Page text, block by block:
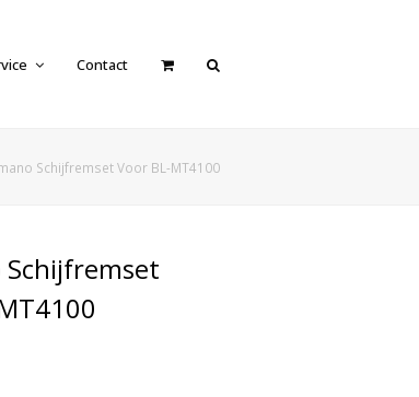
Contact
Schijfremset Voor BL-MT4100
Schijfremset